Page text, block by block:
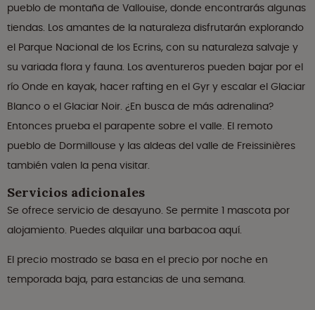
pueblo de montaña de Vallouise, donde encontrarás algunas
tiendas. Los amantes de la naturaleza disfrutarán explorando
el Parque Nacional de los Ecrins, con su naturaleza salvaje y
su variada flora y fauna. Los aventureros pueden bajar por el
río Onde en kayak, hacer rafting en el Gyr y escalar el Glaciar
Blanco o el Glaciar Noir. ¿En busca de más adrenalina?
Entonces prueba el parapente sobre el valle. El remoto
pueblo de Dormillouse y las aldeas del valle de Freissinières
también valen la pena visitar.
Servicios adicionales
Se ofrece servicio de desayuno. Se permite 1 mascota por
alojamiento. Puedes alquilar una barbacoa aquí.
El precio mostrado se basa en el precio por noche en
temporada baja, para estancias de una semana.